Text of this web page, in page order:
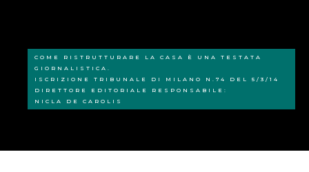
COME RISTRUTTURARE LA CASA È UNA TESTATA
GIORNALISTICA.
ISCRIZIONE TRIBUNALE DI MILANO N.74 DEL 5/3/14
DIRETTORE EDITORIALE RESPONSABILE:
NICLA DE CAROLIS